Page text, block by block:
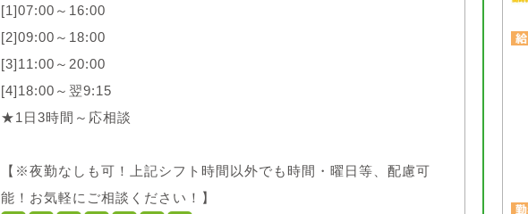
[1]07:00～16:00
[2]09:00～18:00
[3]11:00～20:00
[4]18:00～翌9:15
★1日3時間～応相談
【※夜勤なしも可！上記シフト時間以外でも時間・曜日等、配慮可
能！お気軽にご相談ください！】